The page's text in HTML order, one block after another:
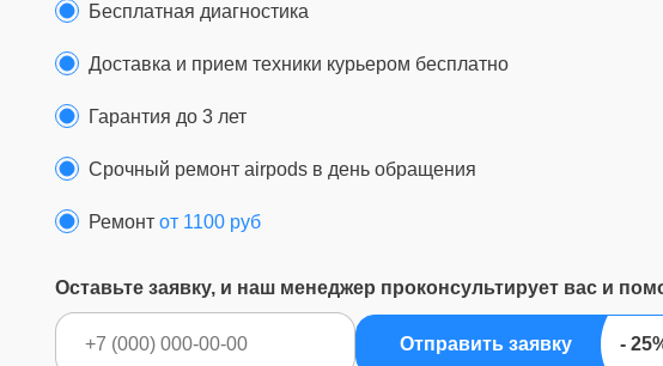
Бесплатная диагностика
Доставка и прием техники курьером бесплатно
Гарантия до 3 лет
Срочный ремонт airpods в день обращения
Ремонт от 1100 руб
Оставьте заявку, и наш менеджер проконсультирует вас и
Отправить заявку